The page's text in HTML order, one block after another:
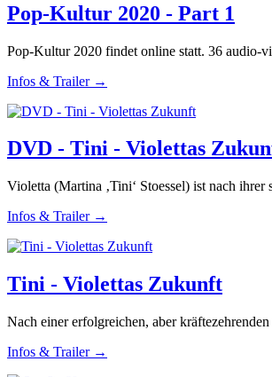
Pop-Kultur 2020 - Part 1
Pop-Kultur 2020 findet online statt. 36 audio-
Infos & Trailer →
DVD - Tini - Violettas
Violetta (Martina ‚Tini‘ Stoessel) ist nach ihrer
Infos & Trailer →
Tini - Violettas Zukunft
Nach einer erfolgreichen, aber
Infos & Trailer →